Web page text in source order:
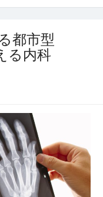
都市型
る内科